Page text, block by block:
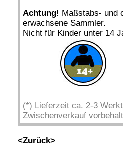
Achtung! Maßstabs- und
erwachsene Sammler.
Nicht für Kinder unter 14
(*) Lieferzeit ca. 2-3
Zwischenverkauf
<Zurück>